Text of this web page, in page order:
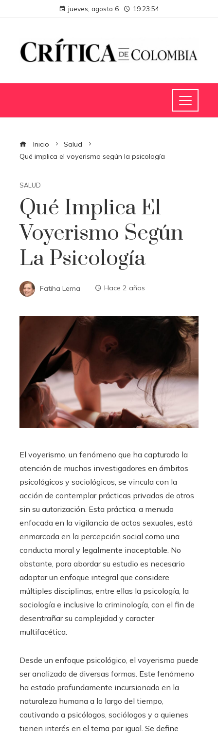
jueves, agosto 6 19:23:55
Inicio
Salud
Qué implica el voyerismo según la psicología
SALUD
Qué Implica El
Voyerismo Según
La Psicología
Fatiha Lema Hace 2 años
El voyerismo, un fenómeno que ha capturado la
atención de muchos investigadores en ámbitos
psicológicos y sociológicos, se vincula con la
acción de contemplar prácticas privadas de otros
sin su autorización. Esta práctica, a menudo
enfocada en la vigilancia de actos sexuales, está
enmarcada en la percepción social como una
conducta moral y legalmente inaceptable. No
obstante, para abordar su estudio es necesario
adoptar un enfoque integral que considere
múltiples disciplinas, entre ellas la psicología, la
sociología e inclusive la criminología, con el fin de
desentrañar su complejidad y caracter
multifacética.
Desde un enfoque psicológico, el voyerismo puede
ser analizado de diversas formas. Este fenómeno
ha estado profundamente incursionado en la
naturaleza humana a lo largo del tiempo,
cautivando a psicólogos, sociólogos y a quienes
tienen interés en el tema por igual. Se define